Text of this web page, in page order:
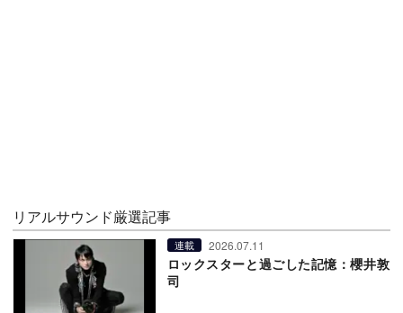
リアルサウンド厳選記事
連載 2026.07.11
ロックスターと過ごした記憶：櫻井敦
司